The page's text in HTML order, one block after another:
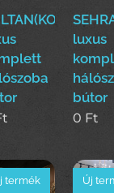
luxus
bútor
0 Ft
termék Új